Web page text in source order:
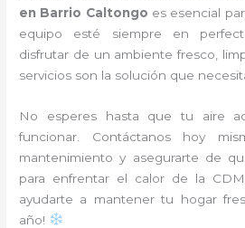
en Barrio Caltongo es esencial
equipo esté siempre en
disfrutar de un ambiente fresco,
servicios son la solución que
No esperes hasta que tu aire
funcionar. Contáctanos hoy
mantenimiento y asegurarte de
para enfrentar el calor de la
ayudarte a mantener tu hogar
año!